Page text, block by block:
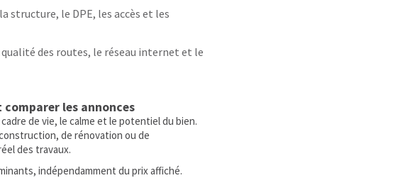
structure, le DPE, les accès et les
des routes, le réseau internet et le
comparer les annonces
de vie, le calme et le potentiel du bien.
de rénovation ou de
des travaux.
indépendamment du prix affiché.